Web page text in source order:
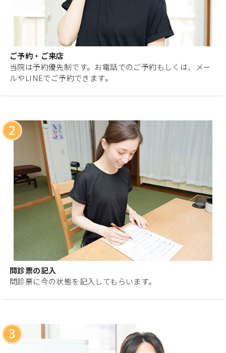
ご予約・ご来店
当院は予約優先制です。お電話でのご予約もしくは、メー
ルやLINEでご予約できます。
2
問診票の記入
問診票に今の状態を記入してもらいます。
3